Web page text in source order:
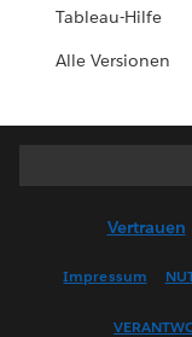
Tableau-Hilfe
Alle Versionen
Vertrauen
Impressum